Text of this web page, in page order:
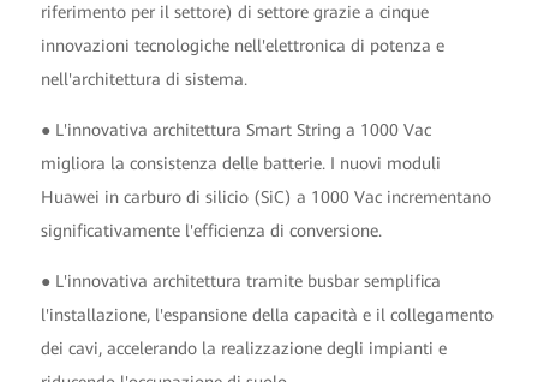
riferimento per il settore) di settore grazie a cinque
innovazioni tecnologiche nell'elettronica di potenza e
nell'architettura di sistema.
● L'innovativa architettura Smart String a 1000 Vac
migliora la consistenza delle batterie. I nuovi moduli
Huawei in carburo di silicio (SiC) a 1000 Vac incrementano
significativamente l'efficienza di conversione.
● L'innovativa architettura tramite busbar semplifica
l'installazione, l'espansione della capacità e il collegamento
dei cavi, accelerando la realizzazione degli impianti e